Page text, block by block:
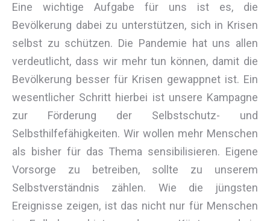
Eine wichtige Aufgabe für uns ist es, die
Bevölkerung dabei zu unterstützen, sich in Krisen
selbst zu schützen. Die Pandemie hat uns allen
verdeutlicht, dass wir mehr tun können, damit die
Bevölkerung besser für Krisen gewappnet ist. Ein
wesentlicher Schritt hierbei ist unsere Kampagne
zur Förderung der Selbstschutz- und
Selbsthilfefähigkeiten. Wir wollen mehr Menschen
als bisher für das Thema sensibilisieren. Eigene
Vorsorge zu betreiben, sollte zu unserem
Selbstverständnis zählen. Wie die jüngsten
Ereignisse zeigen, ist das nicht nur für Menschen